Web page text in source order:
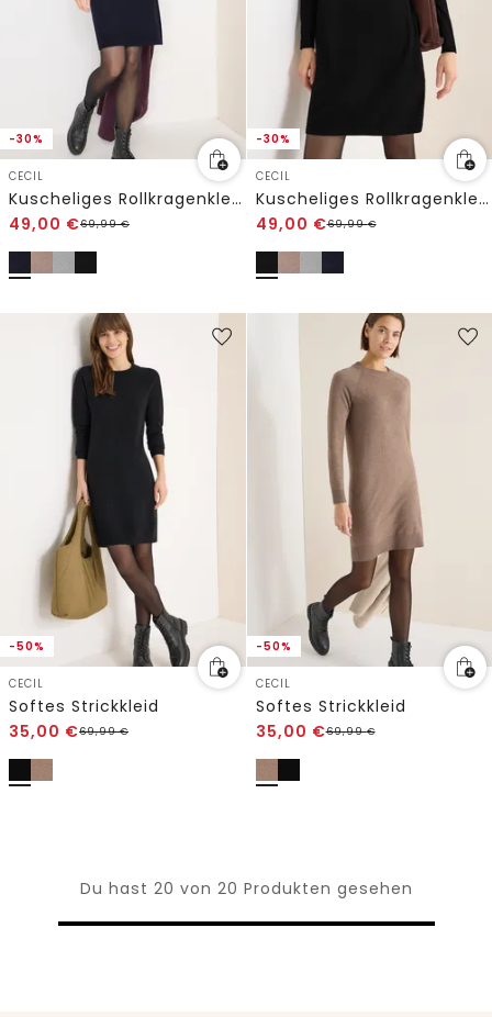
-30%
CECIL
Kuscheliges Rollkragenkleid
49,00 €69,99€
-30%
CECIL
Kuscheliges Rollkragenkleid
49,00 €69,99€
-50%
CECIL
Softes Strickkleid
35,00 €69,99€
-50%
CECIL
Softes Strickkleid
35,00 €69,99€
Du hast 20 von 20 Produkten gesehen